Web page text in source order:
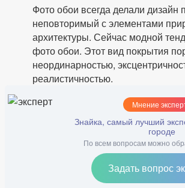
Фото обои всегда делали
неповторимый с элементами
архитектуры. Сейчас модной
фото обои. Этот вид покрытия
неординарностью,
реалистичностью.
Мнение
Знайка, самый лучший
городе
По всем вопросам можно
Задать вопрос